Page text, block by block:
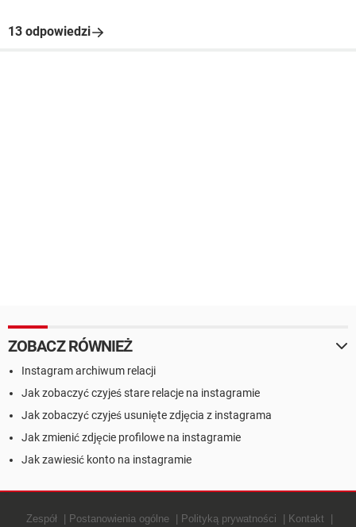
13 odpowiedzi
ZOBACZ RÓWNIEŻ
Instagram archiwum relacji
Jak zobaczyć czyjeś stare relacje na instagramie
Jak zobaczyć czyjeś usunięte zdjęcia z instagrama
Jak zmienić zdjęcie profilowe na instagramie
Jak zawiesić konto na instagramie
Zespół Postanowienia ogólne Polityką prywatności Kontakt